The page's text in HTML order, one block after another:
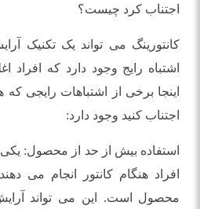
اجتناب کرد چیست؟
کانتورینگ می تواند یک تکنیک
اشتباه رایج وجود دارد که
اینجا برخی از اشتباهات رایجی که
اجتناب کنید وجود دارد:
استفاده بیش از حد از محصول: یکی
افراد هنگام کانتور انجام می
محصول است. این می تواند